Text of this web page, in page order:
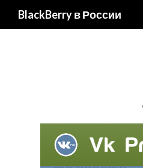
BlackBerry в России